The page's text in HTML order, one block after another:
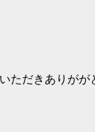
ただきありがが